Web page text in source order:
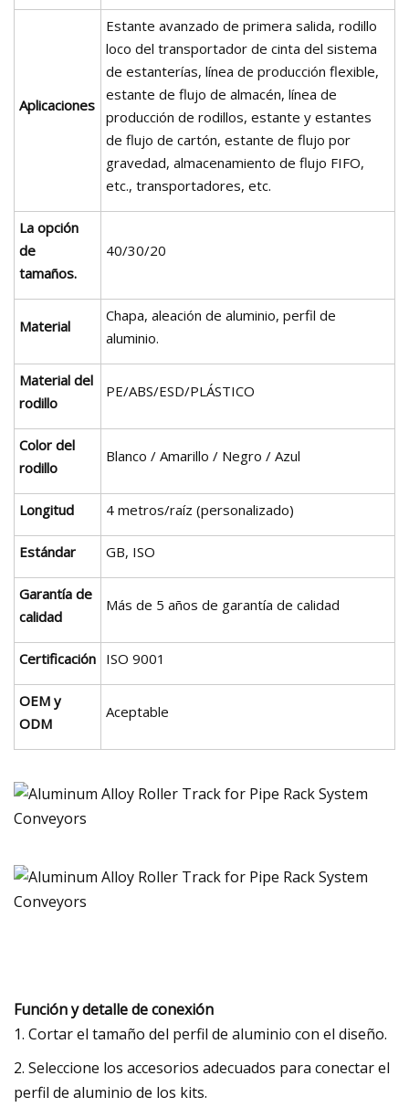
Aplicaciones
Estante avanzado de primera salida, rodillo
loco del transportador de cinta del sistema
de estanterías, línea de producción flexible,
estante de flujo de almacén, línea de
producción de rodillos, estante y estantes
de flujo de cartón, estante de flujo por
gravedad, almacenamiento de flujo FIFO,
etc., transportadores, etc.
La opción
de
tamaños.
40/30/20
Material
Chapa, aleación de aluminio, perfil de
aluminio.
Material del
rodillo
PE/ABS/ESD/PLÁSTICO
Color del
rodillo
Blanco / Amarillo / Negro / Azul
Longitud 4 metros/raíz (personalizado)
Estándar GB, ISO
Garantía de
calidad
Más de 5 años de garantía de calidad
Certificación ISO 9001
OEM y
ODM
Aceptable
Función y detalle de conexión
1. Cortar el tamaño del perfil de aluminio con el diseño.
2. Seleccione los accesorios adecuados para conectar el
perfil de aluminio de los kits.